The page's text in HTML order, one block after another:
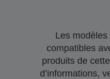
Les
compatibles
produits de
d’informations,